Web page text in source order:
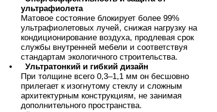
Термохромная PVB пленка
ультрафиолета
Матовое состояние блокирует более 99%
ультрафиолетовых лучей, снижая нагрузку на
кондиционирование воздуха, продлевая срок
службы внутренней мебели и соответствуя
стандартам экологичного строительства.
•
Ультратонкий и гибкий дизайн
При толщине всего 0,3–1,1 мм он бесшовно
прилегает к изогнутому стеклу и сложным
архитектурным конструкциям, не занимая
дополнительного пространства.